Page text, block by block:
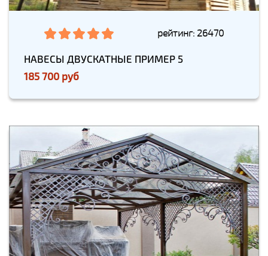
рейтинг: 26470
НАВЕСЫ ДВУСКАТНЫЕ ПРИМЕР 5
185 700 руб